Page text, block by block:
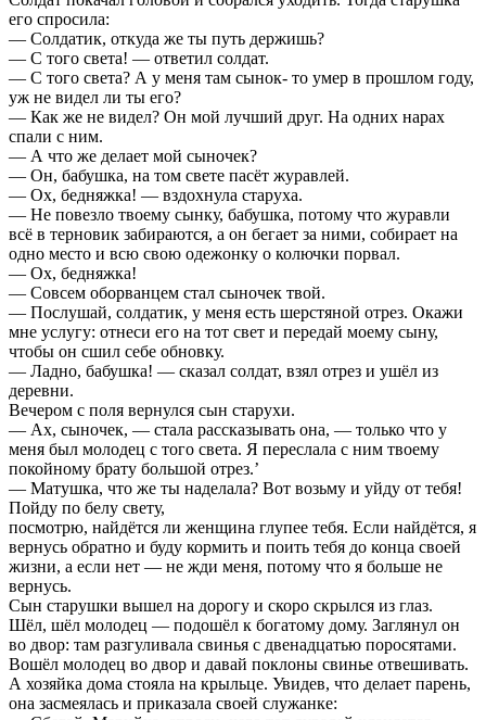
его спросила:
— Солдатик, откуда же ты путь держишь?
— С того света! — ответил солдат.
— С того света? А у меня там сынок- то умер в прошлом году,
уж не видел ли ты его?
— Как же не видел? Он мой лучший друг. На одних нарах
спали с ним.
— А что же делает мой сыночек?
— Он, бабушка, на том свете пасёт журавлей.
— Ох, бедняжка! — вздохнула старуха.
— Не повезло твоему сынку, бабушка, потому что журавли
всё в терновик забираются, а он бегает за ними, собирает на
одно место и всю свою одежонку о колючки порвал.
— Ох, бедняжка!
— Совсем оборванцем стал сыночек твой.
— Послушай, солдатик, у меня есть шерстяной отрез. Окажи
мне услугу: отнеси его на тот свет и передай моему сыну,
чтобы он сшил себе обновку.
— Ладно, бабушка! — сказал солдат, взял отрез и ушёл из
деревни.
Вечером с поля вернулся сын старухи.
— Ах, сыночек, — стала рассказывать она, — только что у
меня был молодец с того света. Я переслала с ним твоему
покойному брату большой отрез.’
— Матушка, что же ты наделала? Вот возьму и уйду от тебя!
Пойду по белу свету,
посмотрю, найдётся ли женщина глупее тебя. Если найдётся, я
вернусь обратно и буду кормить и поить тебя до конца своей
жизни, а если нет — не жди меня, потому что я больше не
вернусь.
Сын старушки вышел на дорогу и скоро скрылся из глаз.
Шёл, шёл молодец — подошёл к богатому дому. Заглянул он
во двор: там разгуливала свинья с двенадцатью поросятами.
Вошёл молодец во двор и давай поклоны свинье отвешивать.
А хозяйка дома стояла на крыльце. Увидев, что делает парень,
она засмеялась и приказала своей служанке: